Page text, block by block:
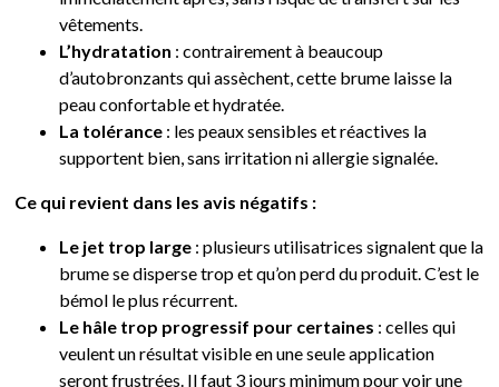
vêtements.
L’hydratation : contrairement à beaucoup
d’autobronzants qui assèchent, cette brume laisse la
peau confortable et hydratée.
La tolérance : les peaux sensibles et réactives la
supportent bien, sans irritation ni allergie signalée.
Ce qui revient dans les avis négatifs :
Le jet trop large : plusieurs utilisatrices signalent que la
brume se disperse trop et qu’on perd du produit. C’est le
bémol le plus récurrent.
Le hâle trop progressif pour certaines : celles qui
veulent un résultat visible en une seule application
seront frustrées. Il faut 3 jours minimum pour voir une